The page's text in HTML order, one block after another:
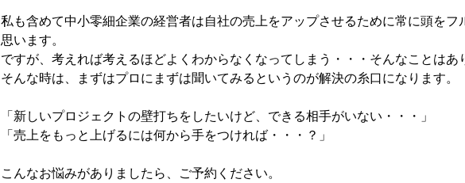
私も含めて中小零細企業の経営者は自社の売上をアップさせるために常に頭をフ
思います。
ですが、考えれば考えるほどよくわからなくなってしまう・・・そんなことはあ
そんな時は、まずはプロにまずは聞いてみるというのが解決の糸口になります。
「新しいプロジェクトの壁打ちをしたいけど、できる相手がいない・・・」
「売上をもっと上げるには何から手をつければ・・・？」
こんなお悩みがありましたら、ご予約ください。